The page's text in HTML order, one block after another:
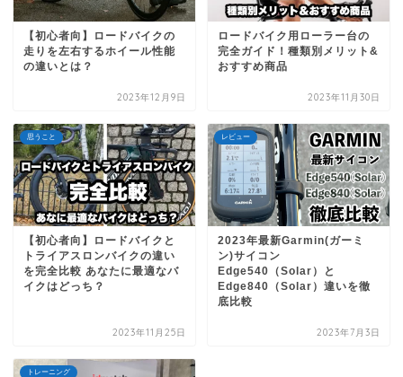
【初心者向】ロードバイクの
走りを左右するホイール性能
の違いとは？
2023年12月9日
ロードバイク用ローラー台の
完全ガイド！種類別メリット&
おすすめ商品
2023年11月30日
思うこと
【初心者向】ロードバイクと
トライアスロンバイクの違い
を完全比較 あなたに最適なバ
イクはどっち？
2023年11月25日
レビュー
2023年最新Garmin(ガーミ
ン)サイコン
Edge540（Solar）と
Edge840（Solar）違いを徹
底比較
2023年7月3日
トレーニング